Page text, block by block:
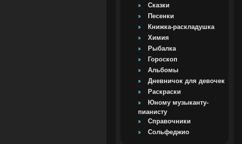
Сказки
Песенки
Книжка-раскладушка
Химия
Рыбалка
Гороскоп
Альбомы
Дневничок для девочек
Раскраски
Юному музыканту-
пианисту
Справочники
Сольфеджио